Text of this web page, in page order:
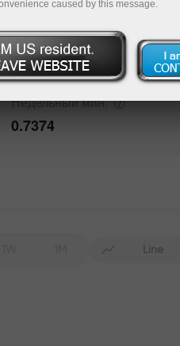
Недельныймакс.
0.8611
Недельныймин.
0.7374
Line
caused by this message.